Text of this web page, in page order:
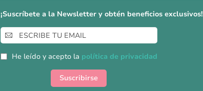
¡Suscríbete a la Newsletter y obtén beneficios exclusivos!
Inscríbase
a
nuestro
boletín
He leído y acepto la política de privacidad
Suscribirse